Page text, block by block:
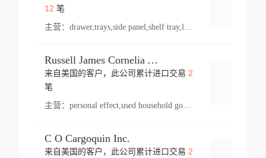
12 笔
主营：
Russell James Cornelia Arlington Va
来自美国的客户，此公司累计进口交易 2
笔
主营： personal effect,used household goods
C O Cargoquin Inc.
来自美国的客户，此公司累计进口交易 2